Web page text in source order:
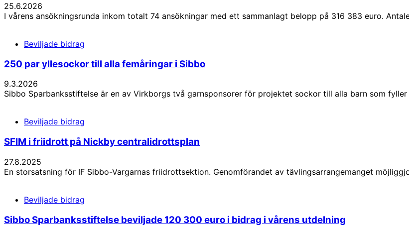
25.6.2026
I vårens ansökningsrunda inkom totalt 74 ansökningar med ett sammanlagt belopp på 316 383 euro.
Beviljade bidrag
250 par yllesockor till alla femåringar i Sibbo
9.3.2026
Sibbo Sparbanksstiftelse är en av Virkborgs två garnsponsorer för projektet sockor till alla barn som
Beviljade bidrag
SFIM i friidrott på Nickby centralidrottsplan
27.8.2025
En storsatsning för IF Sibbo-Vargarnas friidrottsektion. Genomförandet av tävlingsarrangemanget
Beviljade bidrag
Sibbo Sparbanksstiftelse beviljade 120 300 euro i bidrag i vårens utdelning